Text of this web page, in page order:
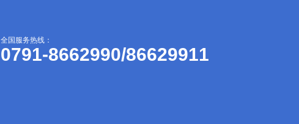
全国服务热线：
0791-8662990/86629911